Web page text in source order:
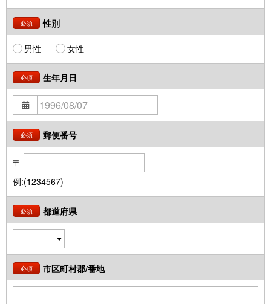
必須 性別
男性 女性
必須 生年月日
必須 郵便番号
〒
例:(1234567)
必須 都道府県
必須 市区町村郡/番地